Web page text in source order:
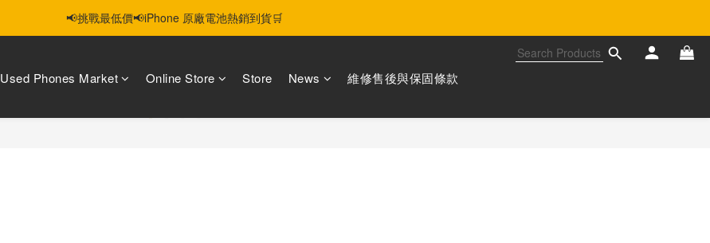
智慧購機，輕鬆省❣️二手機📱線上商城❣️
📢挑戰最低價📢iPhone 原廠電池熱銷到貨🛒
Used Phones Market Online Store Store News 維修售後與保固條款